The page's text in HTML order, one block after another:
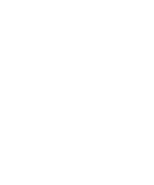
報告等(74)
は計画又
日誌(11)